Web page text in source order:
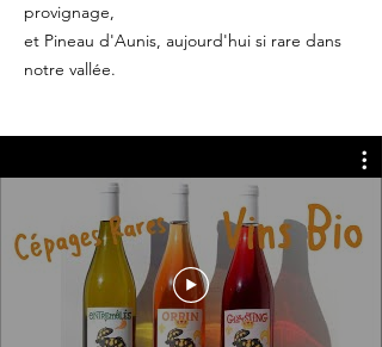
provignage,
et Pineau d'Aunis, aujourd'hui si rare dans
notre vallée.